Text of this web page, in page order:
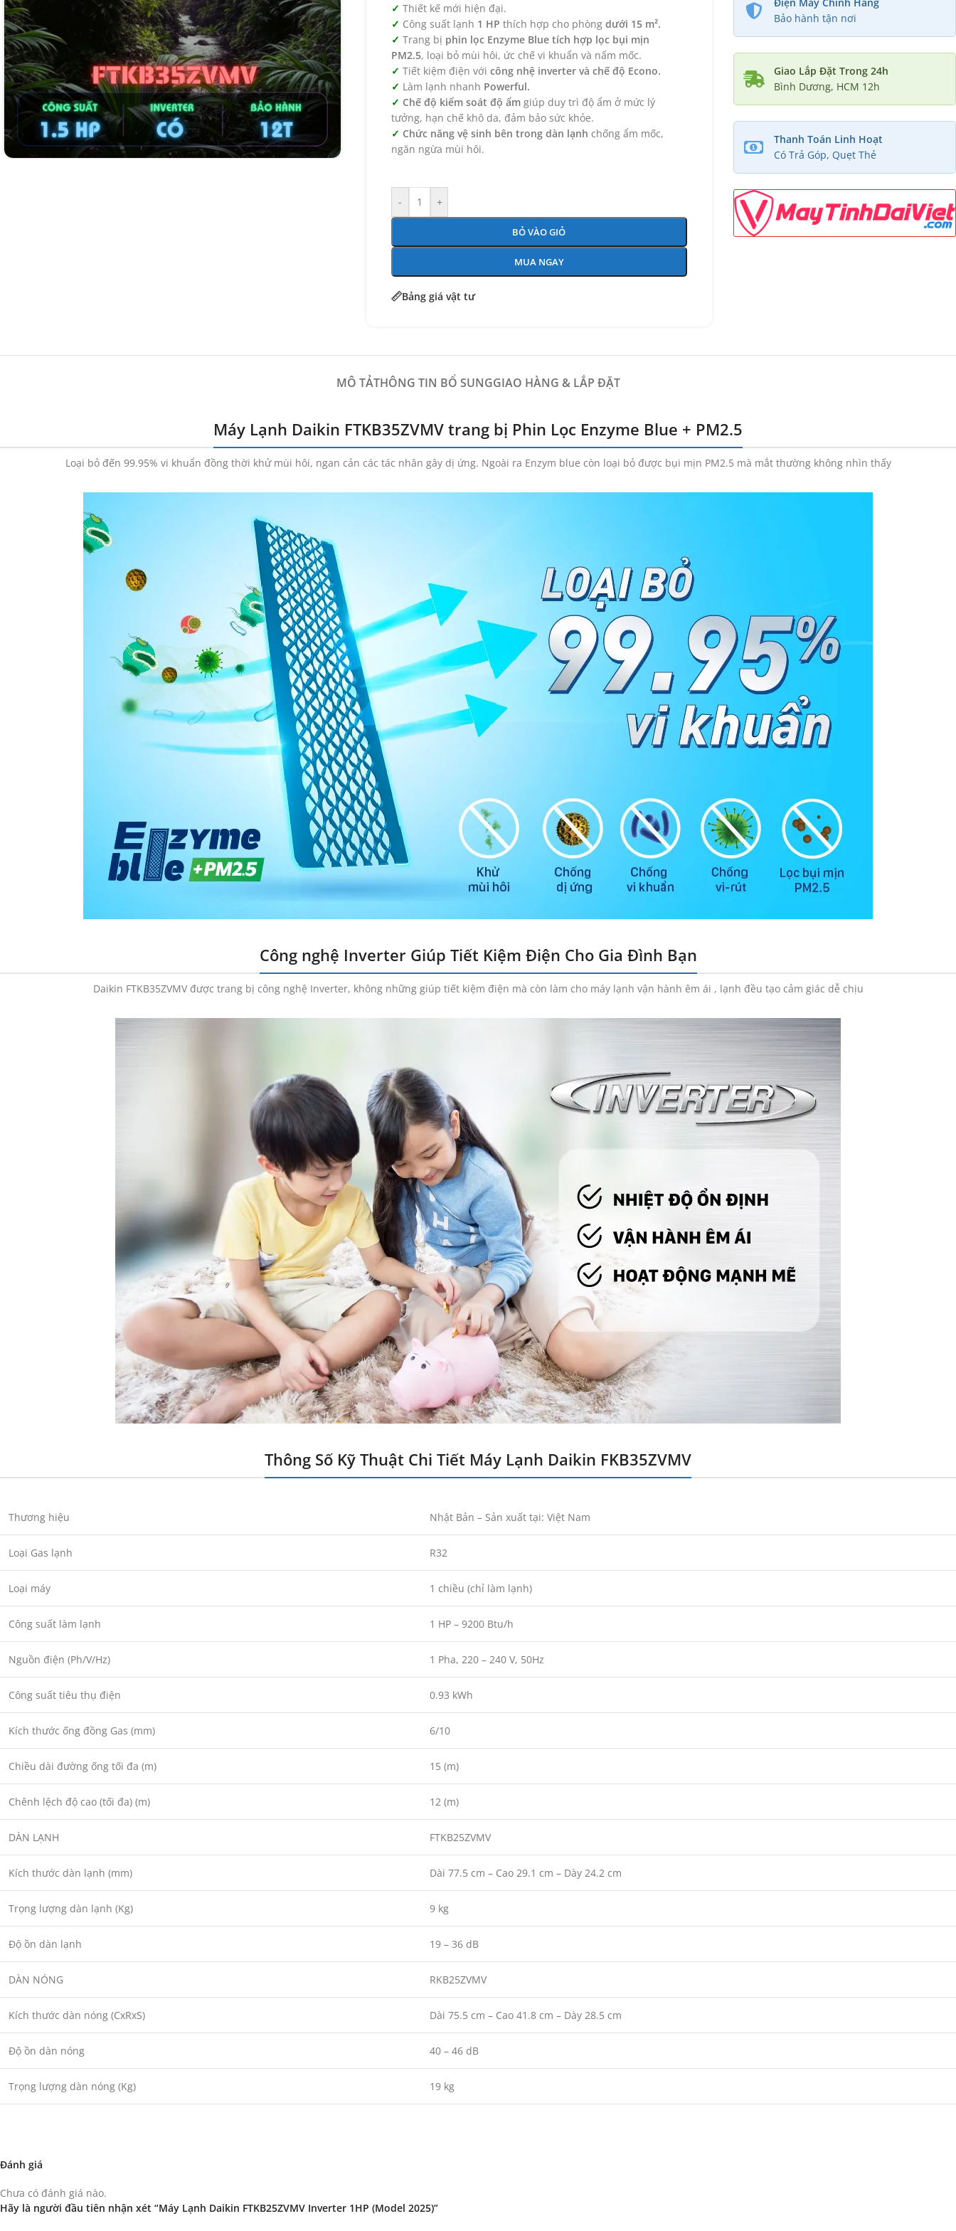
Thiết kế mới hiện đại.
Công suất lạnh 1 HP thích hợp cho phòngdưới 15 m².
Trang bị phin lọc Enzyme Blue tích hợp lọc bụi mịn
PM2.5, loại bỏ mùi hôi, ức chế vi khuẩn và nấm mốc.
Tiết kiệm điện vớicông nhệ inverter và chế độ Econo.
Làm lạnh nhanh Powerful.
Chế độ kiểm soát độ ẩm giúp duy trì độ ẩm ở mức lý
tưởng, hạn chế khô da, đảm bảo sức khỏe.
Chức năng vệ sinh bên trong dàn lạnhchống ẩm mốc,
ngăn ngừa mùi hôi.
- +
BỎ VÀO GIỎ
MUA NGAY
Bảng giá vật tư
Điện Máy Chính Hãng
Bảo hành tận nơi
Giao Lắp Đặt Trong 24h
Bình Dương, HCM 12h
Thanh Toán Linh Hoạt
Có Trả Góp, Quẹt Thẻ
MÔ TẢTHÔNG TIN BỔ SUNGGIAO HÀNG & LẮP ĐẶT
Máy Lạnh Daikin FTKB35ZVMV trang bị Phin Lọc Enzyme Blue + PM2.5
Loại bỏ đến 99.95% vi khuẩn đồng thời khử mùi hôi, ngan cản các tác nhân gây dị ứng. Ngoài ra Enzym blue còn loại bỏ được bụi mịn PM2.5 mà mắt thường không nhìn thấy
Công nghệ Inverter Giúp Tiết Kiệm Điện Cho Gia Đình Bạn
Daikin FTKB35ZVMV được trang bị công nghệ Inverter, không những giúp tiết kiệm điện mà còn làm cho máy lạnh vận hành êm ái , lạnh đều tạo cảm giác dễ chịu
Thông Số Kỹ Thuật Chi Tiết Máy Lạnh Daikin FKB35ZVMV
Thương hiệu Nhật Bản – Sản xuất tại: Việt Nam
Loại Gas lạnh R32
Loại máy 1 chiều (chỉ làm lạnh)
Công suất làm lạnh 1 HP – 9200 Btu/h
Nguồn điện (Ph/V/Hz) 1 Pha, 220 – 240 V, 50Hz
Công suất tiêu thụ điện 0.93 kWh
Kích thước ống đồng Gas (mm) 6/10
Chiều dài đường ống tối đa (m) 15 (m)
Chênh lệch độ cao (tối đa) (m) 12 (m)
DÀN LẠNH FTKB25ZVMV
Kích thước dàn lạnh (mm) Dài 77.5 cm – Cao 29.1 cm – Dày 24.2 cm
Trọng lượng dàn lạnh (Kg) 9 kg
Độ ồn dàn lạnh 19 – 36 dB
DÀN NÓNG RKB25ZVMV
Kích thước dàn nóng (CxRxS) Dài 75.5 cm – Cao 41.8 cm – Dày 28.5 cm
Độ ồn dàn nóng 40 – 46 dB
Trọng lượng dàn nóng (Kg) 19 kg
Đánh giá
Chưa có đánh giá nào.
Hãy là người đầu tiên nhận xét “Máy Lạnh Daikin FTKB25ZVMV Inverter 1HP (Model 2025)”